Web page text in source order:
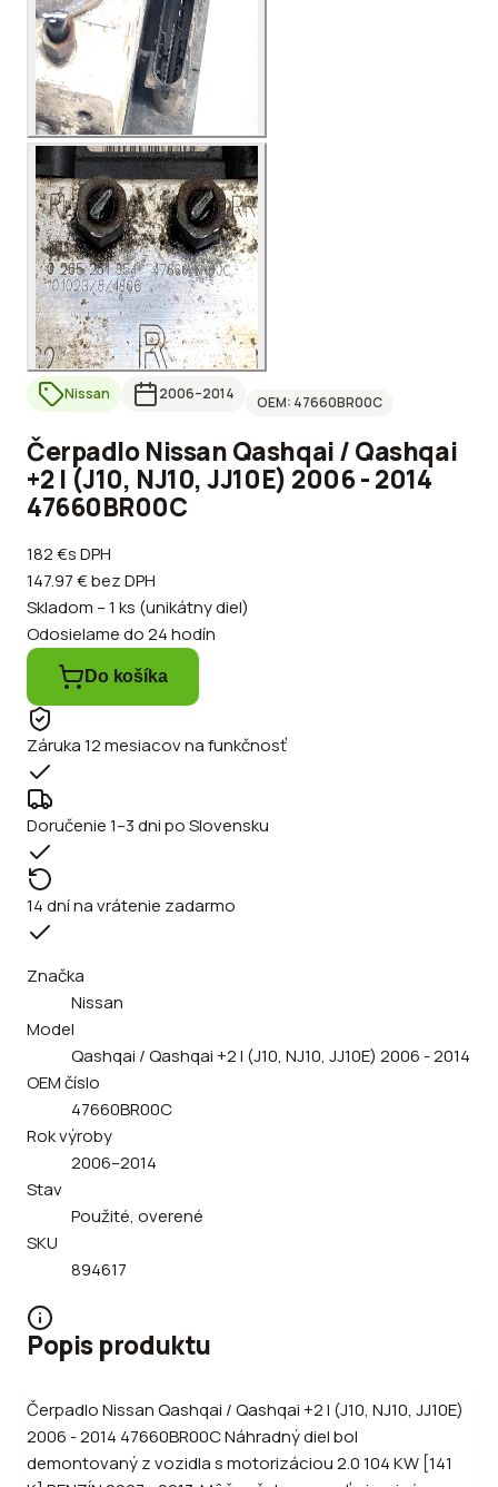
Nissan 2006–2014 OEM: 47660BR00C
Čerpadlo Nissan Qashqai / Qashqai
+2 I (J10, NJ10, JJ10E) 2006 - 2014
47660BR00C
182 €s DPH
147.97 €bez DPH
Skladom – 1 ks (unikátny diel)
Odosielame do 24 hodín
Do košíka
Záruka 12 mesiacov na funkčnosť
Doručenie 1–3 dni po Slovensku
14 dní na vrátenie zadarmo
Značka
Nissan
Model
Qashqai / Qashqai +2 I (J10, NJ10, JJ10E) 2006 - 2014
OEM číslo
47660BR00C
Rok výroby
2006–2014
Stav
Použité, overené
SKU
894617
Popis produktu
Čerpadlo Nissan Qashqai / Qashqai +2 I (J10, NJ10, JJ10E)
2006 - 2014 47660BR00C Náhradný diel bol
demontovaný z vozidla s motorizáciou 2.0 104 KW [141